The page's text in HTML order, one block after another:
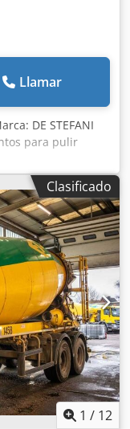
Llamar
DE STEFANI
para pulir
de goma
goma Barra de
1.er
CV 2.º grupo - 1
de trabajo:
m/min Longitud de
Altura de
trabajo mín.: 50
Dimensiones
1500 kg
Clasificado
1 / 12